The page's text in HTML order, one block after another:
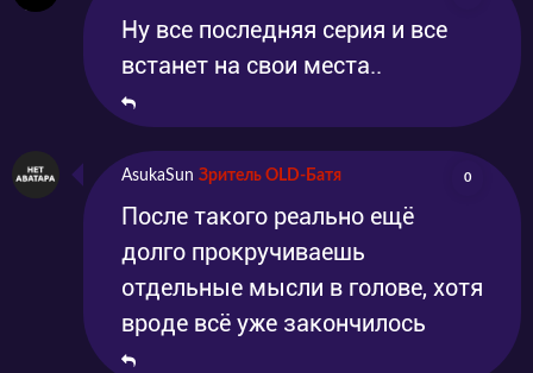
Ну все последняя серия и все
встанет на свои места..
AsukaSun Зритель OLD-Батя 0
После такого реально ещё
долго прокручиваешь
отдельные мысли в голове, хотя
вроде всё уже закончилось